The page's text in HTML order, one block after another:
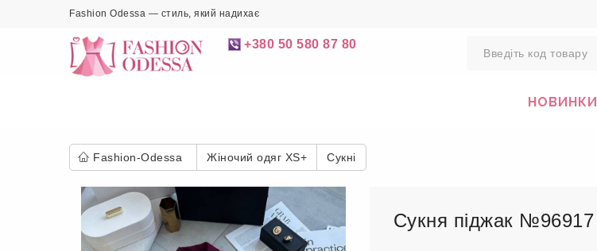
Fashion Odessa — стиль, який надихає
+380 50 580 87 80
НОВИНКИ
Fashion-Odessa Жіночий одяг XS+ Сукні
Сукня піджак №96917